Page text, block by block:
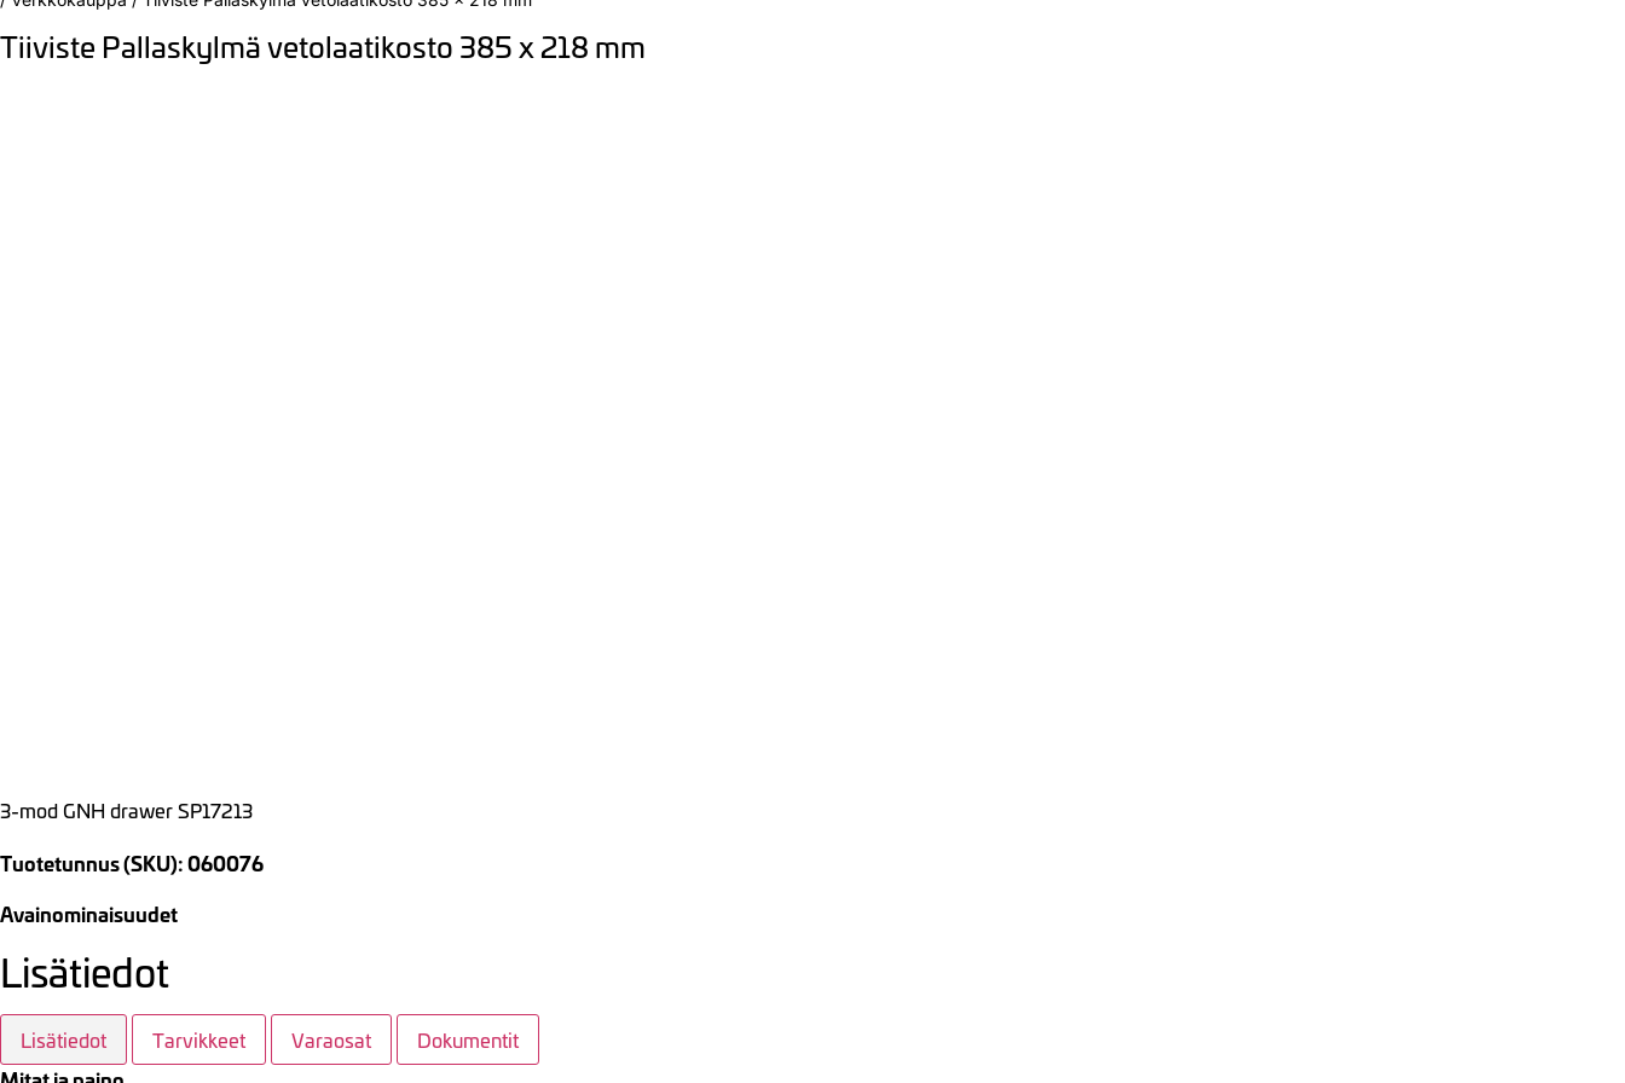
Tiiviste Pallaskylmä vetolaatikosto 385 x 218 mm
3-mod GNH drawer SP17213
Tuotetunnus (SKU): 060076
Avainominaisuudet
Lisätiedot
Lisätiedot Tarvikkeet Varaosat Dokumentit